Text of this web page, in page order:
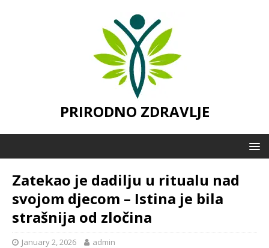
PRIRODNO ZDRAVLJE
Zatekao je dadilju u ritualu nad
svojom djecom – Istina je bila
strašnija od zločina
January 2, 2026 admin